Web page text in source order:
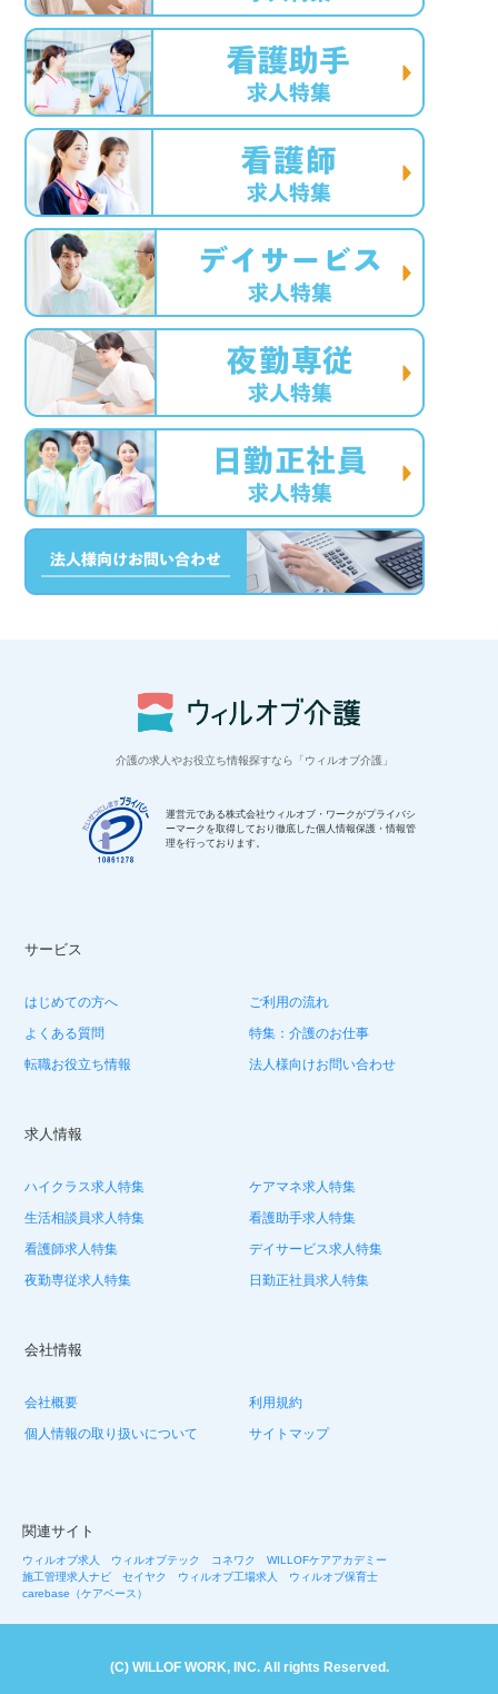
介護の求人やお役立ち情報探すなら「ウィルオブ介護」
運営元である株式会社ウィルオブ・ワークがプライバシ
ーマークを取得しており徹底した個人情報保護・情報管
理を行っております。
サービス
はじめての方へ
ご利用の流れ
よくある質問
特集：介護のお仕事
転職お役立ち情報
法人様向けお問い合わせ
求人情報
ハイクラス求人特集
ケアマネ求人特集
生活相談員求人特集
看護助手求人特集
看護師求人特集
デイサービス求人特集
夜勤専従求人特集
日勤正社員求人特集
会社情報
会社概要
利用規約
個人情報の取り扱いについて
サイトマップ
関連サイト
ウィルオブ求人 ウィルオブテック コネワク
WILLOFケアアカデミー
施工管理求人ナビ
セイヤク ウィルオブ工場求人
ウィルオブ保育士
carebase（ケアベース）
(C) WILLOF WORK, INC. All rights Reserved.